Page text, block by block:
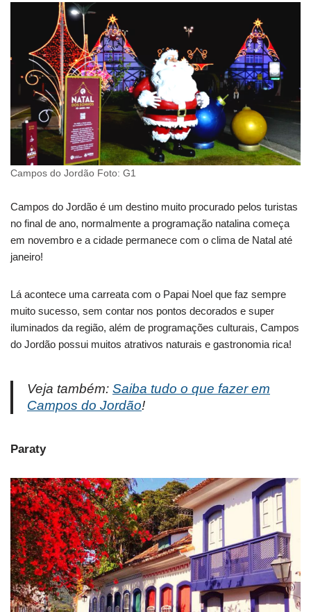
Campos do Jordão Foto: G1
Campos do Jordão é um destino muito procurado pelos turistas
no final de ano, normalmente a programação natalina começa
em novembro e a cidade permanece com o clima de Natal até
janeiro!
Lá acontece uma carreata com o Papai Noel que faz sempre
muito sucesso, sem contar nos pontos decorados e super
iluminados da região, além de programações culturais, Campos
do Jordão possui muitos atrativos naturais e gastronomia rica!
Veja também: Saiba tudo o que fazer em
Campos do Jordão!
Paraty